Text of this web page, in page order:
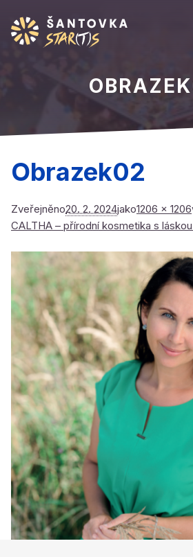
Obrazek02
Zveřejněno20. 2. 2024jako1206 × 1206
CALTHA – přírodní kosmetika s